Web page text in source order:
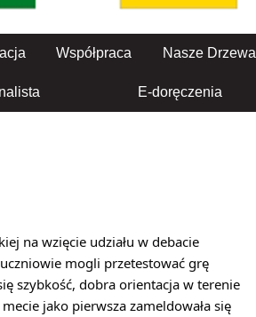
Współpraca Nasze Drzewa
E-doręczenia
na wzięcie udziału w debacie
mogli przetestować grę
szybkość, dobra orientacja w terenie
jako pierwsza zameldowała się